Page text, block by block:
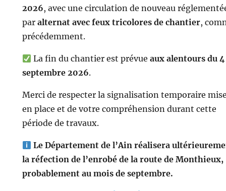
2026, avec une circulation de nouveau
par alternat avec feux tricolores de chantier,
précédemment.
La fin du chantier est prévueaux alentours du 4
septembre 2026.
Merci de respecter la signalisation temporaire
en place et de votre compréhension durant cette
période de travaux.
Le Département de l’Ain réalisera
la réfection de l’enrobé de la route de Monthieux,
probablement au mois de septembre.